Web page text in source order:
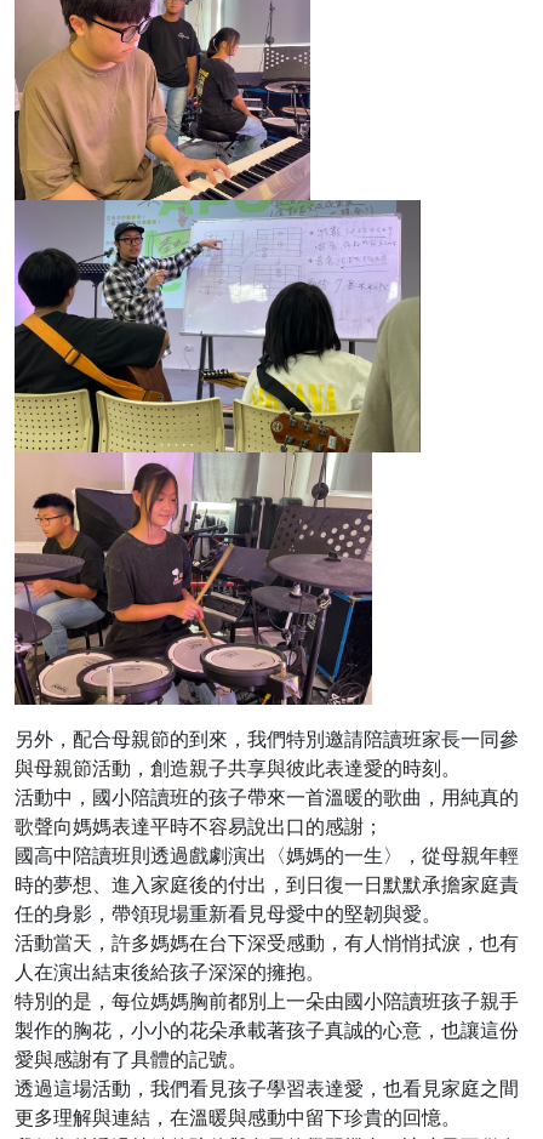
另外，配合母親節的到來，我們特別邀請陪讀班家長一同參
與母親節活動，創造親子共享與彼此表達愛的時刻。
活動中，國小陪讀班的孩子帶來一首溫暖的歌曲，用純真的
歌聲向媽媽表達平時不容易說出口的感謝；
國高中陪讀班則透過戲劇演出〈媽媽的一生〉，從母親年輕
時的夢想、進入家庭後的付出，到日復一日默默承擔家庭責
任的身影，帶領現場重新看見母愛中的堅韌與愛。
活動當天，許多媽媽在台下深受感動，有人悄悄拭淚，也有
人在演出結束後給孩子深深的擁抱。
特別的是，每位媽媽胸前都別上一朵由國小陪讀班孩子親手
製作的胸花，小小的花朵承載著孩子真誠的心意，也讓這份
愛與感謝有了具體的記號。
透過這場活動，我們看見孩子學習表達愛，也看見家庭之間
更多理解與連結，在溫暖與感動中留下珍貴的回憶。